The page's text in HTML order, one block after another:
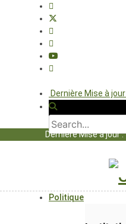
Dernière Mise à
Dernière Mise à jour
Politique